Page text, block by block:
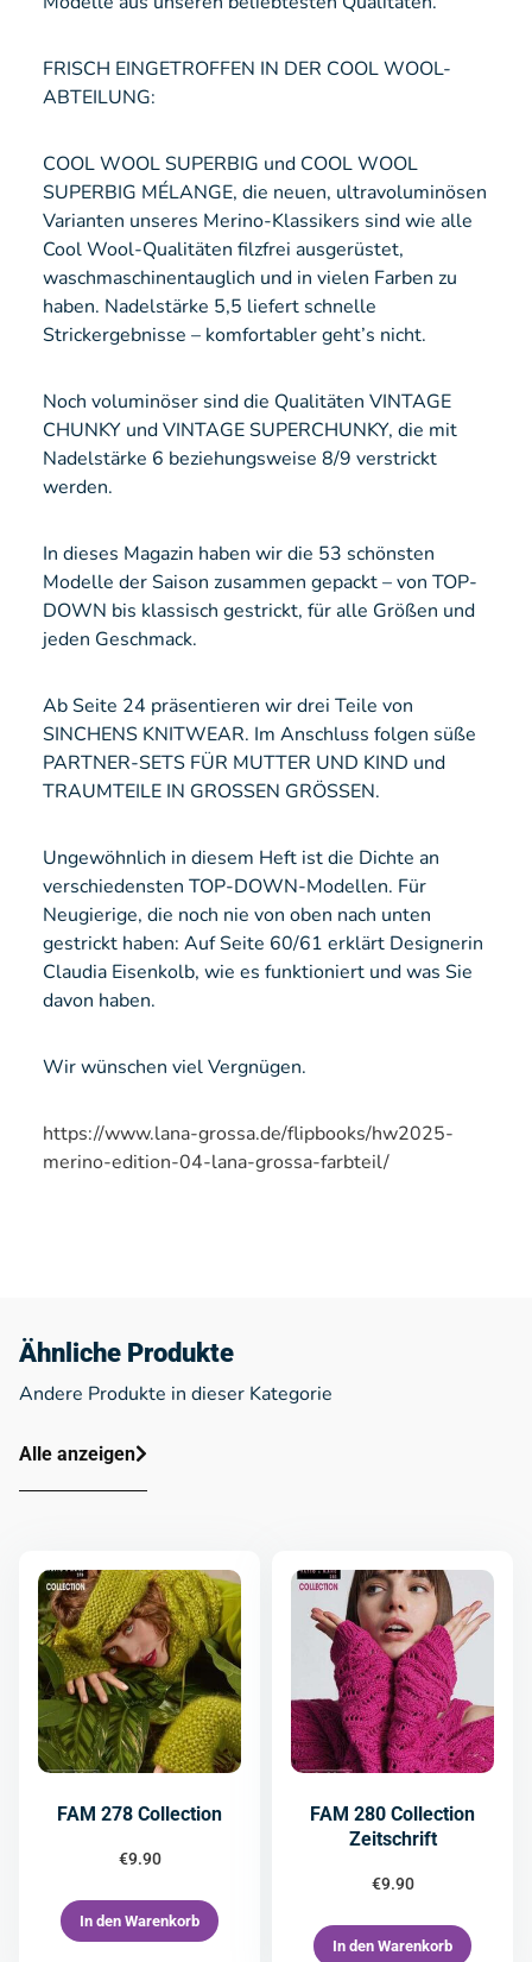
FRISCH EINGETROFFEN IN DER COOL WOOL-
ABTEILUNG:
COOL WOOL SUPERBIG und COOL WOOL
SUPERBIG MÉLANGE, die neuen, ultravoluminösen
Varianten unseres Merino-Klassikers sind wie alle
Cool Wool-Qualitäten filzfrei ausgerüstet,
waschmaschinentauglich und in vielen Farben zu
haben. Nadelstärke 5,5 liefert schnelle
Strickergebnisse – komfortabler geht’s nicht.
Noch voluminöser sind die Qualitäten VINTAGE
CHUNKY und VINTAGE SUPERCHUNKY, die mit
Nadelstärke 6 beziehungsweise 8/9 verstrickt
werden.
In dieses Magazin haben wir die 53 schönsten
Modelle der Saison zusammen gepackt – von TOP-
DOWN bis klassisch gestrickt, für alle Größen und
jeden Geschmack.
Ab Seite 24 präsentieren wir drei Teile von
SINCHENS KNITWEAR. Im Anschluss folgen süße
PARTNER-SETS FÜR MUTTER UND KIND und
TRAUMTEILE IN GROSSEN GRÖSSEN.
Ungewöhnlich in diesem Heft ist die Dichte an
verschiedensten TOP-DOWN-Modellen. Für
Neugierige, die noch nie von oben nach unten
gestrickt haben: Auf Seite 60/61 erklärt Designerin
Claudia Eisenkolb, wie es funktioniert und was Sie
davon haben.
Wir wünschen viel Vergnügen.
https://www.lana-grossa.de/flipbooks/hw2025-
merino-edition-04-lana-grossa-farbteil/
Ähnliche Produkte
Andere Produkte in dieser Kategorie
Alle anzeigen
FAM 278 Collection
€9.90
In den Warenkorb
FAM 280 Collection
Zeitschrift
€9.90
In den Warenkorb